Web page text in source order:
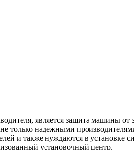
является защита машины
только надежными
и также нуждаются в установке
установочный центр.